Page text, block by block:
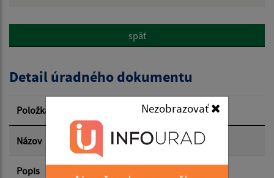
Nezobrazovať
Popis:
Dátum zverejnenia od:
Dátum zverejnenia do:
späť
Detail úradného dokumentu
Položka
Názov
Popis